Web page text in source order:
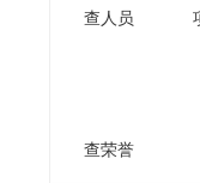
查人员
查荣誉